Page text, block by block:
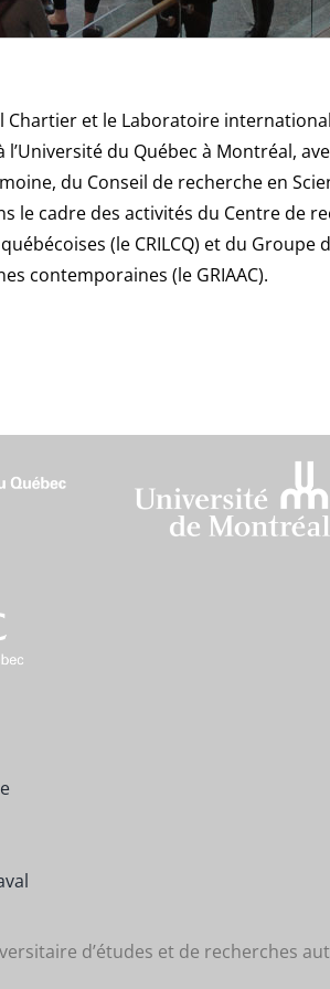
Chartier et le Laboratoire
l’Université du Québec à Montréal,
du Conseil de recherche en
le cadre des activités du Centre de
(le CRILCQ) et du Groupe
contemporaines (le GRIAAC).
d’études et de recherches